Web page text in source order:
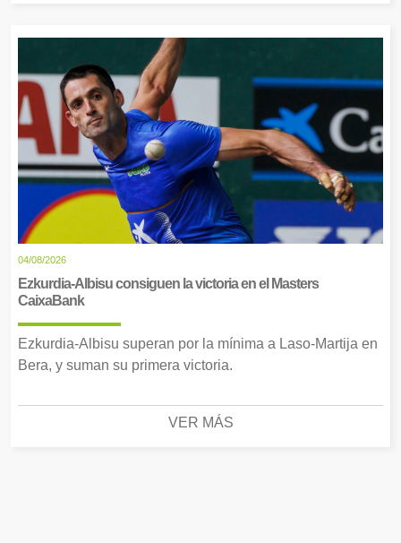
04/08/2026
Ezkurdia-Albisu consiguen la victoria en el Masters
CaixaBank
Ezkurdia-Albisu superan por la mínima a Laso-Martija en
Bera, y suman su primera victoria.
VER MÁS